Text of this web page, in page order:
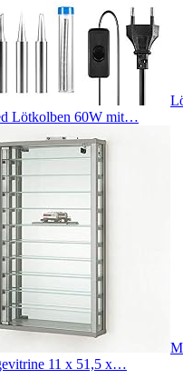
Lötkolben 60W mit…
11 x 51,5 x…